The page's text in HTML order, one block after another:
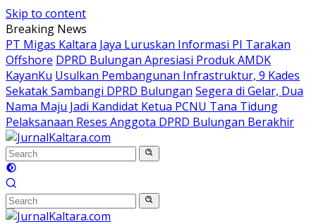
Skip to content
Breaking News
PT Migas Kaltara Jaya Luruskan Informasi PI Tarakan
Offshore DPRD Bulungan Apresiasi Produk AMDK
KayanKu Usulkan Pembangunan Infrastruktur, 9 Kades
Sekatak Sambangi DPRD Bulungan Segera di Gelar, Dua
Nama Maju Jadi Kandidat Ketua PCNU Tana Tidung
Pelaksanaan Reses Anggota DPRD Bulungan Berakhir